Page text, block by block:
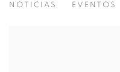
NOTICIAS
EVENTOS